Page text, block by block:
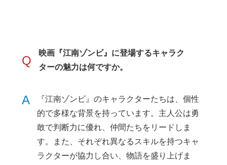
Q
映画『江南ゾンビ』に登場するキャラク
ターの魅力は何ですか。
A
『江南ゾンビ』のキャラクターたちは、個性
的で多様な背景を持っています。主人公は勇
敢で判断力に優れ、仲間たちをリードしま
す。また、それぞれ異なるスキルを持つキャ
ラクターが協力し合い、物語を盛り上げま